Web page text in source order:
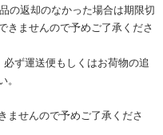
の返却のなかった場合は期限切
きませんので予めご了承くださ
ず運送便もしくはお荷物の追
。
ませんので予めご了承くださ